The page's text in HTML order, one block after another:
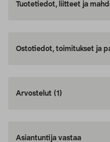
Tuotetiedot, liitteet ja
Ostotiedot, toimitukset ja
Arvostelut (1)
Asiantuntija vastaa